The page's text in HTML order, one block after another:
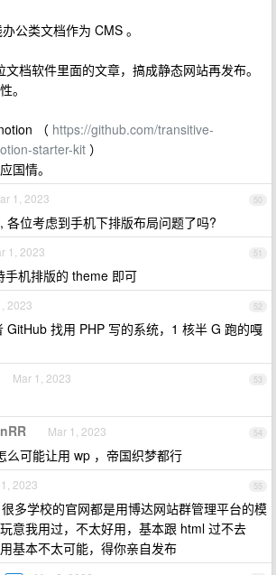
公类文档作为 CMS 。
档软件里面的文章，搞成静态网站再发布。
。
（ https://github.com/transitive-
starter-kit ）
国情。
50
1, 2023
各位考虑到手机下排版布局问题了吗?
51
1, 2023
手机排版的 theme 即可
52
2023
GitHub 找用 PHP 写的系统，1 核半 G 跑的嘎
53
Mar 1, 2023
54
Mar 1, 2023
么可能让用 wp ，帝国织梦都行
55
2023
很多学校的官网都是用博达网站群管理平台的模
意我用过，不太好用，基本跟 html 过不去
基本不太可能，得你亲自发布